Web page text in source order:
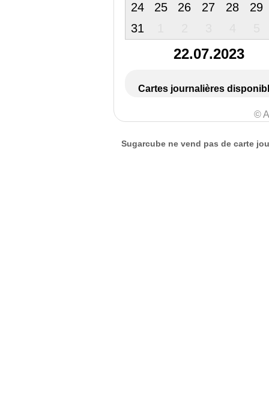
24
25 26 27 28
29
31
22.07.2023
Cartes journalières
©
Sugarcube ne vend pas de carte